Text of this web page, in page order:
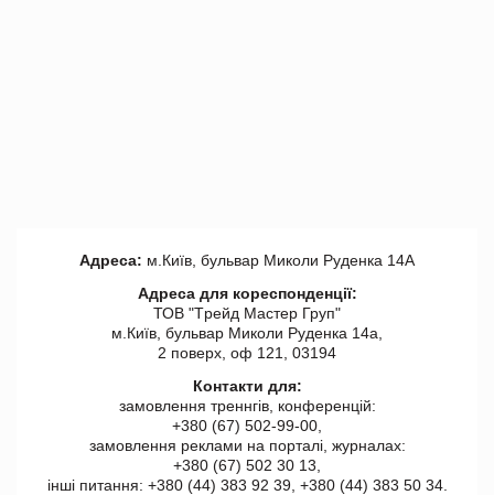
Адреса: м.Київ, бульвар Миколи Руденка 14А
Адреса для кореспонденції:
ТОВ "Tрейд Мастер Груп"
м.Київ, бульвар Миколи Руденка 14а,
2 поверх, оф 121, 03194
Контакти для:
замовлення треннгів, конференцій:
+380 (67) 502-99-00,
замовлення реклами на порталі, журналах:
+380 (67) 502 30 13,
інші питання: +380 (44) 383 92 39, +380 (44) 383 50 34.